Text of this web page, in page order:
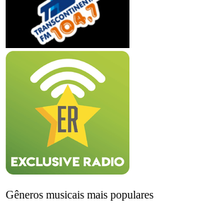
Gêneros musicais mais populares